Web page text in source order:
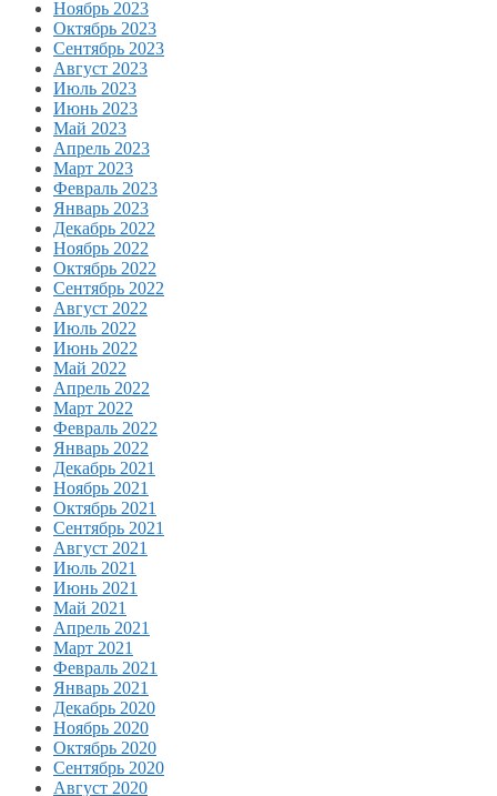
Ноябрь 2023
Октябрь 2023
Сентябрь 2023
Август 2023
Июль 2023
Июнь 2023
Май 2023
Апрель 2023
Март 2023
Февраль 2023
Январь 2023
Декабрь 2022
Ноябрь 2022
Октябрь 2022
Сентябрь 2022
Август 2022
Июль 2022
Июнь 2022
Май 2022
Апрель 2022
Март 2022
Февраль 2022
Январь 2022
Декабрь 2021
Ноябрь 2021
Октябрь 2021
Сентябрь 2021
Август 2021
Июль 2021
Июнь 2021
Май 2021
Апрель 2021
Март 2021
Февраль 2021
Январь 2021
Декабрь 2020
Ноябрь 2020
Октябрь 2020
Сентябрь 2020
Август 2020